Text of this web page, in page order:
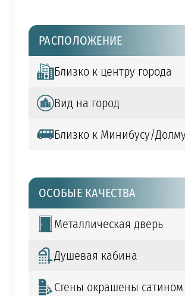
РАСПОЛОЖЕНИЕ
Близко к центру города
Вид на город
Близко к Минибусу/
ОСОБЫЕ КАЧЕСТВА
Металлическая дверь
Душевая кабина
Стены окрашены сатином